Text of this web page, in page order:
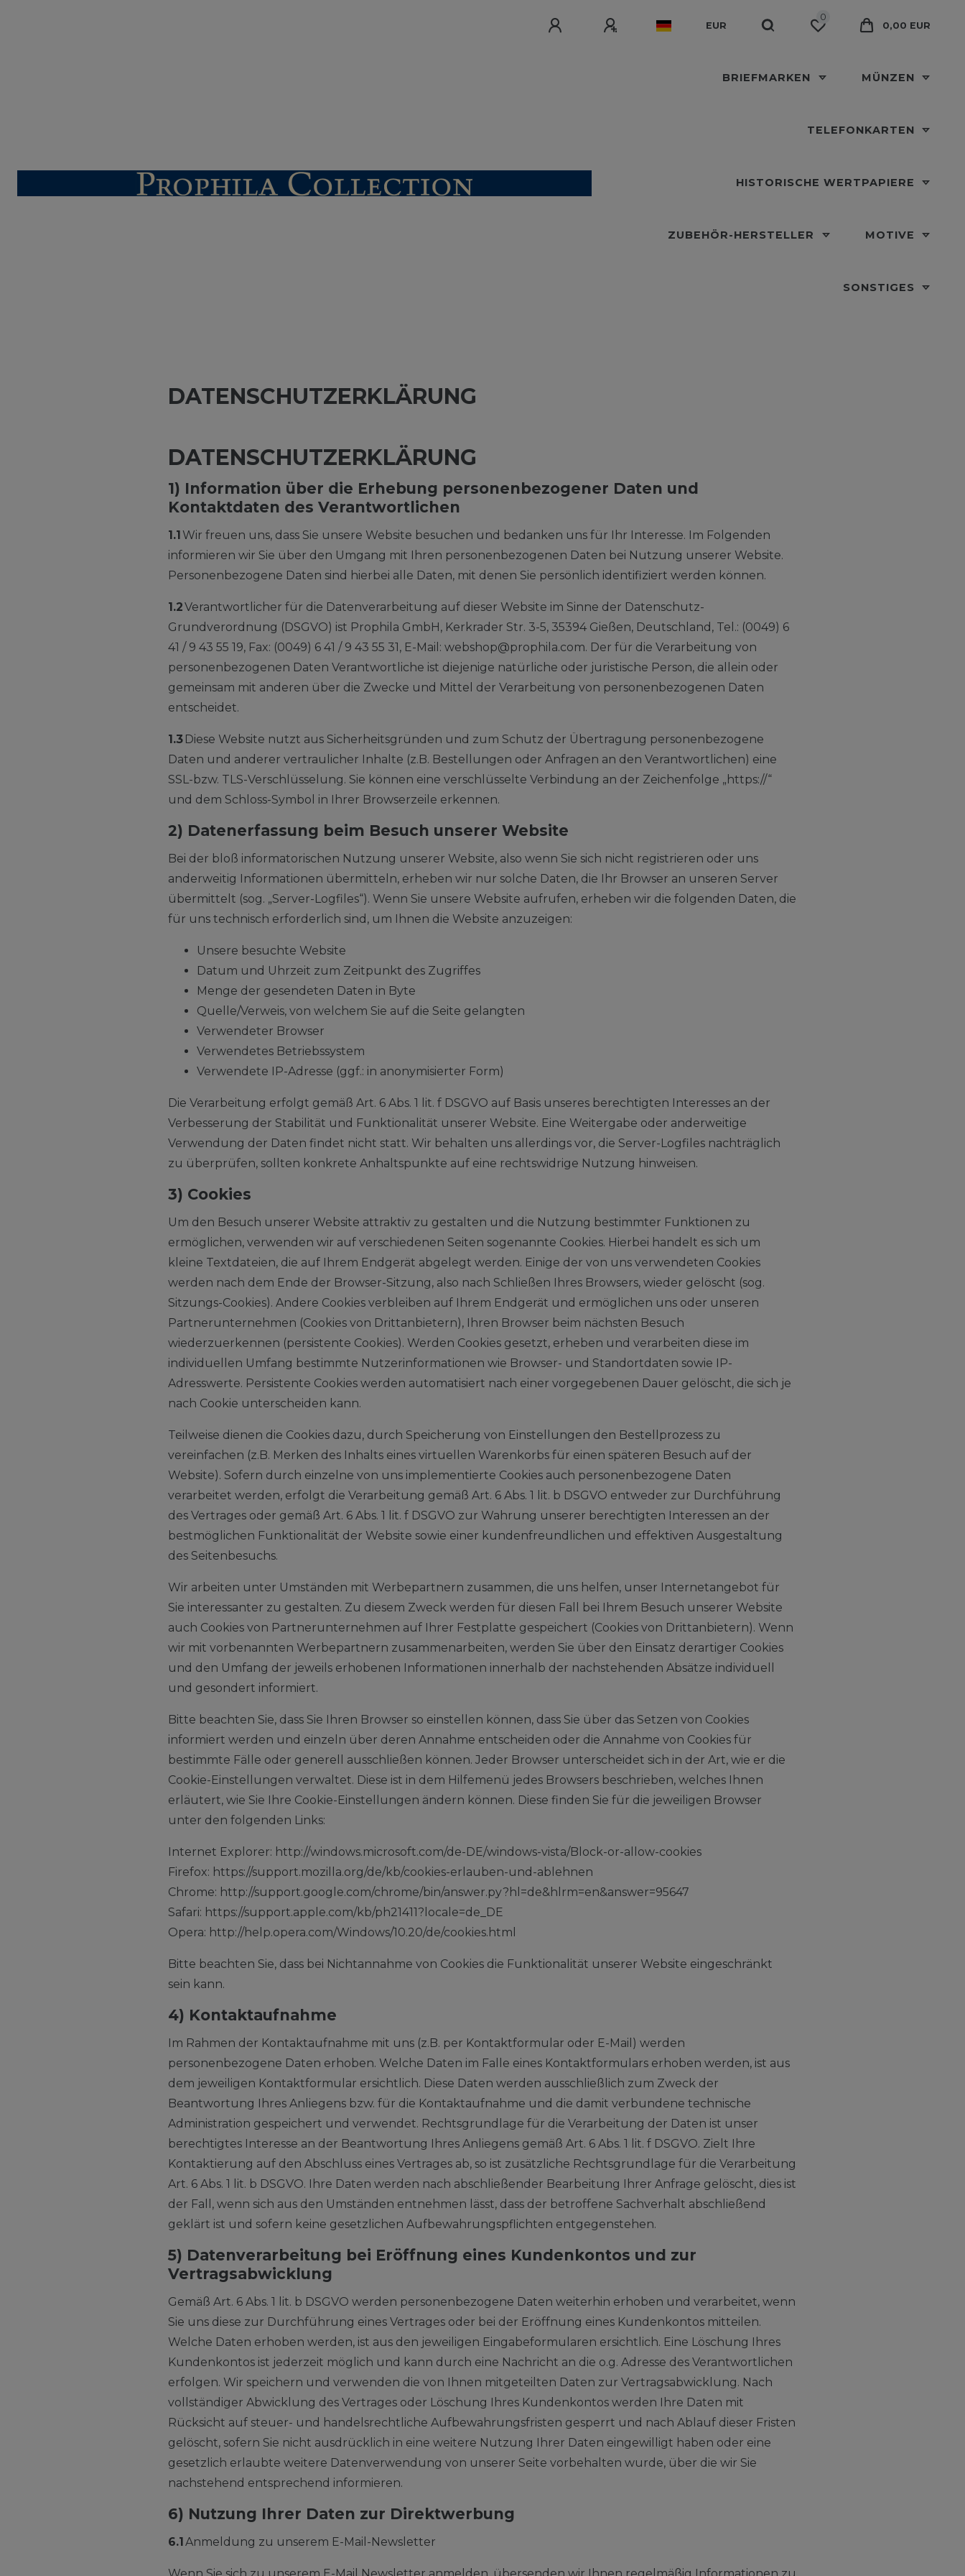
EUR
0
0,00 EUR
BRIEFMARKEN MÜNZEN
TELEFONKARTEN
HISTORISCHE WERTPAPIERE
ZUBEHÖR-HERSTELLER MOTIVE
SONSTIGES
DATEN­SCHUTZ­ERKLÄRUNG
DATENSCHUTZERKLÄRUNG
1) Information über die Erhebung personenbezogener Daten und
Kontaktdaten des Verantwortlichen
1.1Wir freuen uns, dass Sie unsere Website besuchen und bedanken uns für Ihr Interesse. Im Folgenden
informieren wir Sie über den Umgang mit Ihren personenbezogenen Daten bei Nutzung unserer Website.
Personenbezogene Daten sind hierbei alle Daten, mit denen Sie persönlich identifiziert werden können.
1.2Verantwortlicher für die Datenverarbeitung auf dieser Website im Sinne der Datenschutz-
Grundverordnung (DSGVO) ist Prophila GmbH, Kerkrader Str. 3-5, 35394 Gießen, Deutschland, Tel.: (0049) 6
41 / 9 43 55 19, Fax: (0049) 6 41 / 9 43 55 31, E-Mail: webshop@prophila.com. Der für die Verarbeitung von
personenbezogenen Daten Verantwortliche ist diejenige natürliche oder juristische Person, die allein oder
gemeinsam mit anderen über die Zwecke und Mittel der Verarbeitung von personenbezogenen Daten
entscheidet.
1.3 Diese Website nutzt aus Sicherheitsgründen und zum Schutz der Übertragung personenbezogene
Daten und anderer vertraulicher Inhalte (z.B. Bestellungen oder Anfragen an den Verantwortlichen) eine
SSL-bzw. TLS-Verschlüsselung. Sie können eine verschlüsselte Verbindung an der Zeichenfolge „https://“
und dem Schloss-Symbol in Ihrer Browserzeile erkennen.
2) Datenerfassung beim Besuch unserer Website
Bei der bloß informatorischen Nutzung unserer Website, also wenn Sie sich nicht registrieren oder uns
anderweitig Informationen übermitteln, erheben wir nur solche Daten, die Ihr Browser an unseren Server
übermittelt (sog. „Server-Logfiles“). Wenn Sie unsere Website aufrufen, erheben wir die folgenden Daten, die
für uns technisch erforderlich sind, um Ihnen die Website anzuzeigen:
Unsere besuchte Website
Datum und Uhrzeit zum Zeitpunkt des Zugriffes
Menge der gesendeten Daten in Byte
Quelle/Verweis, von welchem Sie auf die Seite gelangten
Verwendeter Browser
Verwendetes Betriebssystem
Verwendete IP-Adresse (ggf.: in anonymisierter Form)
Die Verarbeitung erfolgt gemäß Art. 6 Abs. 1 lit. f DSGVO auf Basis unseres berechtigten Interesses an der
Verbesserung der Stabilität und Funktionalität unserer Website. Eine Weitergabe oder anderweitige
Verwendung der Daten findet nicht statt. Wir behalten uns allerdings vor, die Server-Logfiles nachträglich
zu überprüfen, sollten konkrete Anhaltspunkte auf eine rechtswidrige Nutzung hinweisen.
3) Cookies
Um den Besuch unserer Website attraktiv zu gestalten und die Nutzung bestimmter Funktionen zu
ermöglichen, verwenden wir auf verschiedenen Seiten sogenannte Cookies. Hierbei handelt es sich um
kleine Textdateien, die auf Ihrem Endgerät abgelegt werden. Einige der von uns verwendeten Cookies
werden nach dem Ende der Browser-Sitzung, also nach Schließen Ihres Browsers, wieder gelöscht (sog.
Sitzungs-Cookies). Andere Cookies verbleiben auf Ihrem Endgerät und ermöglichen uns oder unseren
Partnerunternehmen (Cookies von Drittanbietern), Ihren Browser beim nächsten Besuch
wiederzuerkennen (persistente Cookies). Werden Cookies gesetzt, erheben und verarbeiten diese im
individuellen Umfang bestimmte Nutzerinformationen wie Browser- und Standortdaten sowie IP-
Adresswerte. Persistente Cookies werden automatisiert nach einer vorgegebenen Dauer gelöscht, die sich je
nach Cookie unterscheiden kann.
Teilweise dienen die Cookies dazu, durch Speicherung von Einstellungen den Bestellprozess zu
vereinfachen (z.B. Merken des Inhalts eines virtuellen Warenkorbs für einen späteren Besuch auf der
Website). Sofern durch einzelne von uns implementierte Cookies auch personenbezogene Daten
verarbeitet werden, erfolgt die Verarbeitung gemäß Art. 6 Abs. 1 lit. b DSGVO entweder zur Durchführung
des Vertrages oder gemäß Art. 6 Abs. 1 lit. f DSGVO zur Wahrung unserer berechtigten Interessen an der
bestmöglichen Funktionalität der Website sowie einer kundenfreundlichen und effektiven Ausgestaltung
des Seitenbesuchs.
Wir arbeiten unter Umständen mit Werbepartnern zusammen, die uns helfen, unser Internetangebot für
Sie interessanter zu gestalten. Zu diesem Zweck werden für diesen Fall bei Ihrem Besuch unserer Website
auch Cookies von Partnerunternehmen auf Ihrer Festplatte gespeichert (Cookies von Drittanbietern). Wenn
wir mit vorbenannten Werbepartnern zusammenarbeiten, werden Sie über den Einsatz derartiger Cookies
und den Umfang der jeweils erhobenen Informationen innerhalb der nachstehenden Absätze individuell
und gesondert informiert.
Bitte beachten Sie, dass Sie Ihren Browser so einstellen können, dass Sie über das Setzen von Cookies
informiert werden und einzeln über deren Annahme entscheiden oder die Annahme von Cookies für
bestimmte Fälle oder generell ausschließen können. Jeder Browser unterscheidet sich in der Art, wie er die
Cookie-Einstellungen verwaltet. Diese ist in dem Hilfemenü jedes Browsers beschrieben, welches Ihnen
erläutert, wie Sie Ihre Cookie-Einstellungen ändern können. Diese finden Sie für die jeweiligen Browser
unter den folgenden Links:
Internet Explorer: http://windows.microsoft.com/de-DE/windows-vista/Block-or-allow-cookies
Firefox: https://support.mozilla.org/de/kb/cookies-erlauben-und-ablehnen
Chrome: http://support.google.com/chrome/bin/answer.py?hl=de&hlrm=en&answer=95647
Safari: https://support.apple.com/kb/ph21411?locale=de_DE
Opera: http://help.opera.com/Windows/10.20/de/cookies.html
Bitte beachten Sie, dass bei Nichtannahme von Cookies die Funktionalität unserer Website eingeschränkt
sein kann.
4) Kontaktaufnahme
Im Rahmen der Kontaktaufnahme mit uns (z.B. per Kontaktformular oder E-Mail) werden
personenbezogene Daten erhoben. Welche Daten im Falle eines Kontaktformulars erhoben werden, ist aus
dem jeweiligen Kontaktformular ersichtlich. Diese Daten werden ausschließlich zum Zweck der
Beantwortung Ihres Anliegens bzw. für die Kontaktaufnahme und die damit verbundene technische
Administration gespeichert und verwendet. Rechtsgrundlage für die Verarbeitung der Daten ist unser
berechtigtes Interesse an der Beantwortung Ihres Anliegens gemäß Art. 6 Abs. 1 lit. f DSGVO. Zielt Ihre
Kontaktierung auf den Abschluss eines Vertrages ab, so ist zusätzliche Rechtsgrundlage für die Verarbeitung
Art. 6 Abs. 1 lit. b DSGVO. Ihre Daten werden nach abschließender Bearbeitung Ihrer Anfrage gelöscht, dies ist
der Fall, wenn sich aus den Umständen entnehmen lässt, dass der betroffene Sachverhalt abschließend
geklärt ist und sofern keine gesetzlichen Aufbewahrungspflichten entgegenstehen.
5) Datenverarbeitung bei Eröffnung eines Kundenkontos und zur
Vertragsabwicklung
Gemäß Art. 6 Abs. 1 lit. b DSGVO werden personenbezogene Daten weiterhin erhoben und verarbeitet, wenn
Sie uns diese zur Durchführung eines Vertrages oder bei der Eröffnung eines Kundenkontos mitteilen.
Welche Daten erhoben werden, ist aus den jeweiligen Eingabeformularen ersichtlich. Eine Löschung Ihres
Kundenkontos ist jederzeit möglich und kann durch eine Nachricht an die o.g. Adresse des Verantwortlichen
erfolgen. Wir speichern und verwenden die von Ihnen mitgeteilten Daten zur Vertragsabwicklung. Nach
vollständiger Abwicklung des Vertrages oder Löschung Ihres Kundenkontos werden Ihre Daten mit
Rücksicht auf steuer- und handelsrechtliche Aufbewahrungsfristen gesperrt und nach Ablauf dieser Fristen
gelöscht, sofern Sie nicht ausdrücklich in eine weitere Nutzung Ihrer Daten eingewilligt haben oder eine
gesetzlich erlaubte weitere Datenverwendung von unserer Seite vorbehalten wurde, über die wir Sie
nachstehend entsprechend informieren.
6) Nutzung Ihrer Daten zur Direktwerbung
6.1Anmeldung zu unserem E-Mail-Newsletter